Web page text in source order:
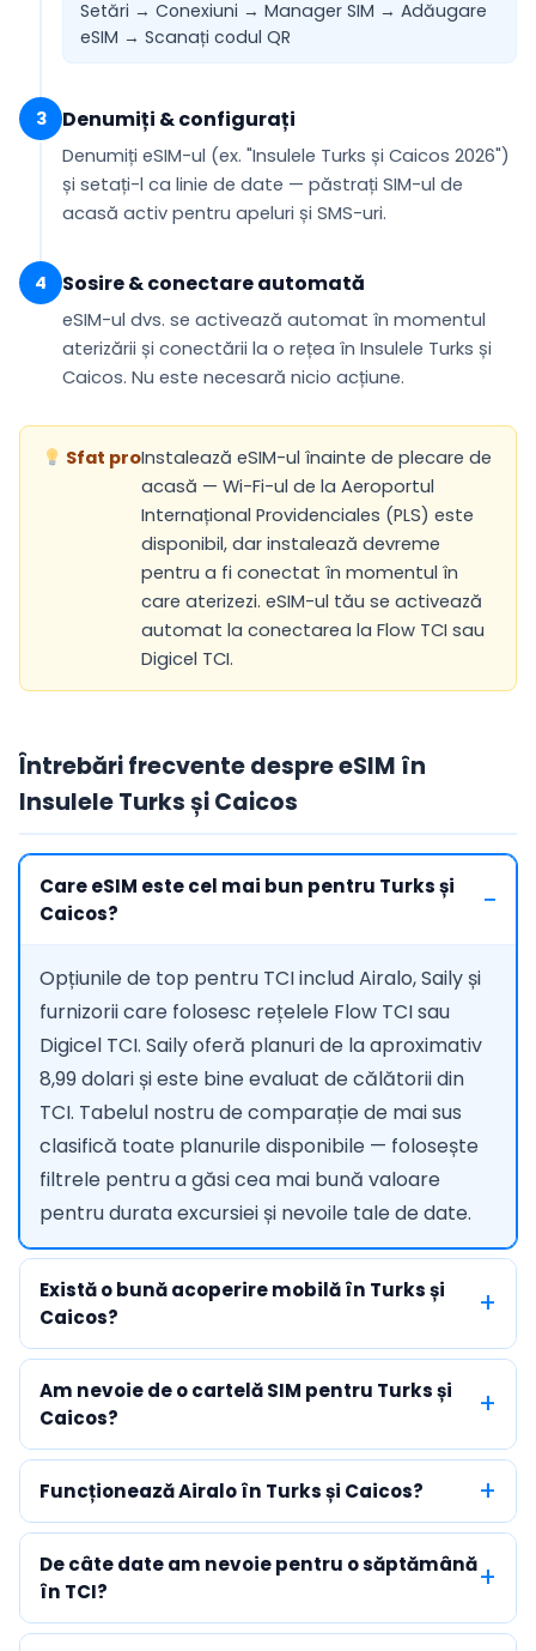
Setări → Conexiuni → Manager SIM → Adăugare
eSIM → Scanați codul QR
3 Denumiți & configurați
Denumiți eSIM-ul (ex. "Insulele Turks și Caicos 2026")
și setați-l ca linie de date — păstrați SIM-ul de
acasă activ pentru apeluri și SMS-uri.
4 Sosire & conectare automată
eSIM-ul dvs. se activează automat în momentul
aterizării și conectării la o rețea în Insulele Turks și
Caicos. Nu este necesară nicio acțiune.
Sfat proInstalează eSIM-ul înainte de plecare de
acasă — Wi-Fi-ul de la Aeroportul
Internațional Providenciales (PLS) este
disponibil, dar instalează devreme
pentru a fi conectat în momentul în
care aterizezi. eSIM-ul tău se activează
automat la conectarea la Flow TCI sau
Digicel TCI.
Întrebări frecvente despre eSIM în
Insulele Turks și Caicos
Care eSIM este cel mai bun pentru Turks și
Caicos?
Opțiunile de top pentru TCI includ Airalo, Saily și
furnizorii care folosesc rețelele Flow TCI sau
Digicel TCI. Saily oferă planuri de la aproximativ
8,99 dolari și este bine evaluat de călătorii din
TCI. Tabelul nostru de comparație de mai sus
clasifică toate planurile disponibile — folosește
filtrele pentru a găsi cea mai bună valoare
pentru durata excursiei și nevoile tale de date.
Există o bună acoperire mobilă în Turks și
Caicos?
Am nevoie de o cartelă SIM pentru Turks și
Caicos?
Funcționează Airalo în Turks și Caicos?
De câte date am nevoie pentru o săptămână
în TCI?